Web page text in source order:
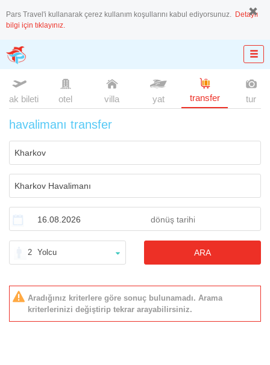
Pars Travel'i kullanarak çerez kullanım koşullarını kabul ediyorsunuz. Detaylı
bilgi için tıklayınız.
uçak bileti otel villa yat transfer tur
havalimanı transfer
2 Yolcu ARA
Aradığınız kriterlere göre sonuç bulunamadı. Arama
kriterlerinizi değiştirip tekrar arayabilirsiniz.